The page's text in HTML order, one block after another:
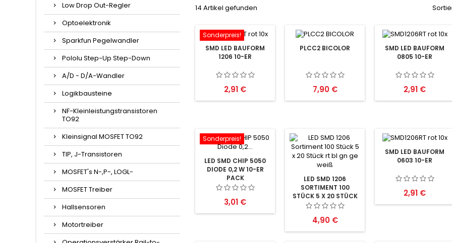
Low Drop Out-Regler
Optoelektronik
Sparkfun Pegelwandler
Pololu Step-Up Step-Down
A/D - D/A-Wandler
Logikbausteine
NF-Kleinleistungstransistoren
TO92
Kleinsignal MOSFET TO92
TIP, J-Transistoren
MOSFET's N-,P-, LOGL-
MOSFET Treiber
Hallsensoren
Motortreiber
14 Artikel gefunden
Sonderpreis!
SMD LED BAUFORM
1206 10-ER
Preis
2,91 €
PLCC2 BICOLOR
Preis
7,90 €
SMD LED BAUFORM
0805 10-ER
Preis
2,91 €
Sonderpreis!
LED SMD CHIP 5050
DIODE 0,2 W 10-ER
PACK
Preis
3,01 €
LED SMD 1206
SORTIMENT 100
STÜCK 5 X 20 STÜCK
RT BL GN GE WS
Preis
4,90 €
SMD LED BAUFORM
0603 10-ER
Preis
2,91 €